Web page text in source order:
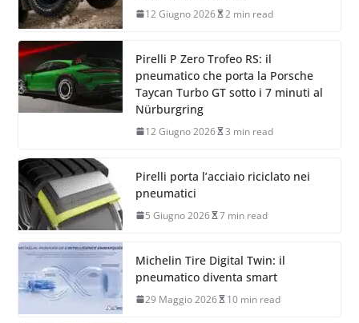
12 Giugno 2026 2 min read
Pirelli P Zero Trofeo RS: il
pneumatico che porta la Porsche
Taycan Turbo GT sotto i 7 minuti al
Nürburgring
12 Giugno 2026 3 min read
Pirelli porta l’acciaio riciclato nei
pneumatici
5 Giugno 2026 7 min read
Michelin Tire Digital Twin: il
pneumatico diventa smart
29 Maggio 2026 10 min read